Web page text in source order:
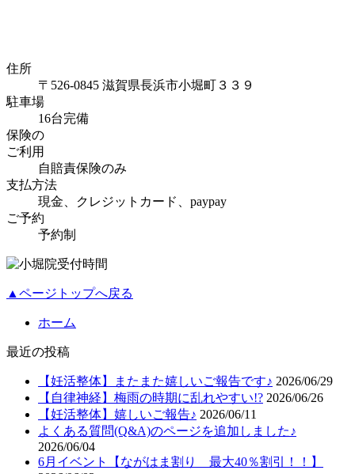
住所
〒526-0845 滋賀県長浜市小堀町３３９
駐車場
16台完備
保険の
ご利用
自賠責保険のみ
支払方法
現金、クレジットカード、paypay
ご予約
予約制
▲ページトップへ戻る
ホーム
最近の投稿
【妊活整体】またまた嬉しいご報告です♪ 2026/06/29
【自律神経】梅雨の時期に乱れやすい!? 2026/06/26
【妊活整体】嬉しいご報告♪ 2026/06/11
よくある質問(Q&A)のページを追加しました♪
2026/06/04
6月イベント【ながはま割り 最大40％割引！！】